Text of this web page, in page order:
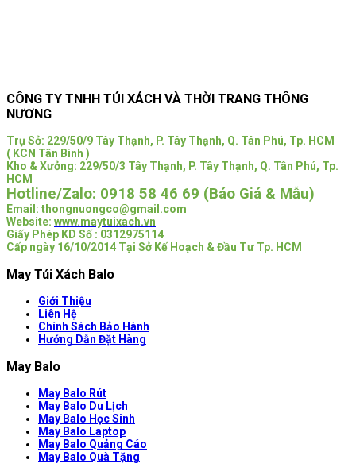
CÔNG TY TNHH TÚI XÁCH VÀ THỜI TRANG THÔNG
NƯƠNG
Trụ Sở: 229/50/9 Tây Thạnh, P. Tây Thạnh, Q. Tân Phú, Tp. HCM
( KCN Tân Bình )
Kho & Xưởng: 229/50/3 Tây Thạnh, P. Tây Thạnh, Q. Tân Phú, Tp.
HCM
Hotline/Zalo: 0918 58 46 69 (Báo Giá & Mẫu)
Email: thongnuongco@gmail.com
Website: www.maytuixach.vn
Giấy Phép KD Số : 0312975114
Cấp ngày 16/10/2014 Tại Sở Kế Hoạch & Đầu Tư Tp. HCM
May Túi Xách Balo
Giới Thiệu
Liên Hệ
Chính Sách Bảo Hành
Hướng Dẫn Đặt Hàng
May Balo
May Balo Rút
May Balo Du Lịch
May Balo Học Sinh
May Balo Laptop
May Balo Quảng Cáo
May Balo Quà Tặng